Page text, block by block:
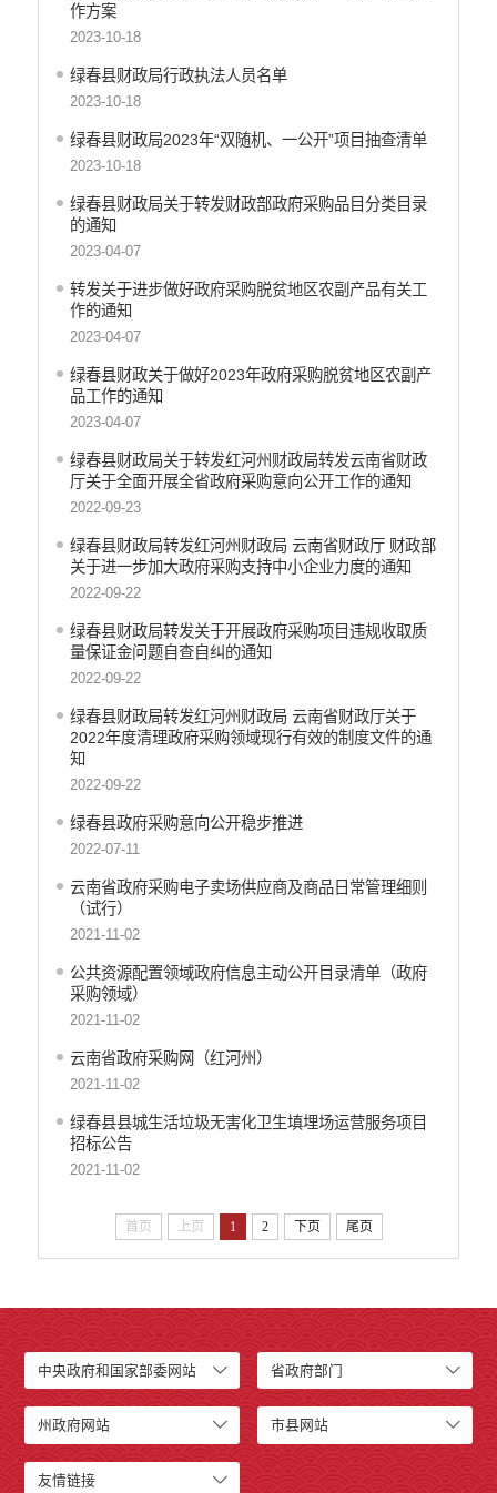
医疗卫生
作方案
2023-10-18
绿春县财政局行政执法人员名单
2023-10-18
绿春县财政局2023年“双随机、一公开”项目抽查清单
2023-10-18
绿春县财政局关于转发财政部政府采购品目分类目录
的通知
2023-04-07
转发关于进步做好政府采购脱贫地区农副产品有关工
作的通知
2023-04-07
绿春县财政关于做好2023年政府采购脱贫地区农副产
品工作的通知
2023-04-07
绿春县财政局关于转发红河州财政局转发云南省财政
厅关于全面开展全省政府采购意向公开工作的通知
2022-09-23
绿春县财政局转发红河州财政局 云南省财政厅 财政部
关于进一步加大政府采购支持中小企业力度的通知
2022-09-22
绿春县财政局转发关于开展政府采购项目违规收取质
量保证金问题自查自纠的通知
2022-09-22
绿春县财政局转发红河州财政局 云南省财政厅关于
2022年度清理政府采购领域现行有效的制度文件的通
知
2022-09-22
绿春县政府采购意向公开稳步推进
2022-07-11
云南省政府采购电子卖场供应商及商品日常管理细则
（试行）
2021-11-02
公共资源配置领域政府信息主动公开目录清单（政府
采购领域）
2021-11-02
云南省政府采购网（红河州）
2021-11-02
绿春县县城生活垃圾无害化卫生填埋场运营服务项目
招标公告
2021-11-02
首页 上页 1 2 下页 尾页
中央政府和国家部委网站 省政府部门
州政府网站 市县网站
友情链接